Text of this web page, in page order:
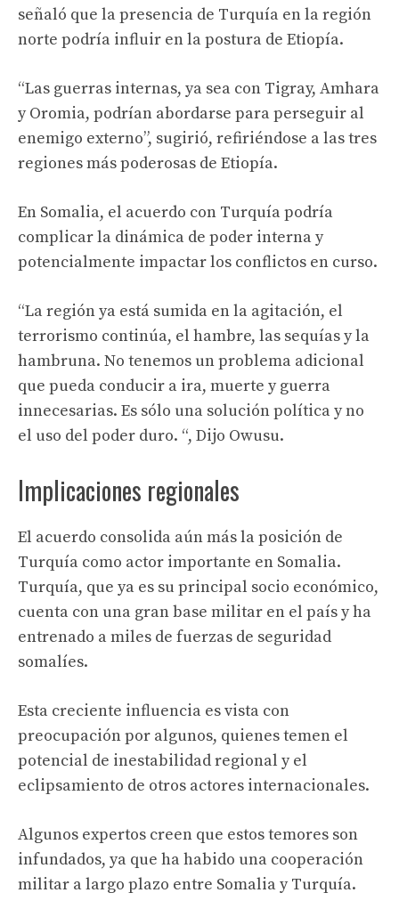
señaló que la presencia de Turquía en la región
norte podría influir en la postura de Etiopía.
“Las guerras internas, ya sea con Tigray, Amhara
y Oromia, podrían abordarse para perseguir al
enemigo externo”, sugirió, refiriéndose a las tres
regiones más poderosas de Etiopía.
En Somalia, el acuerdo con Turquía podría
complicar la dinámica de poder interna y
potencialmente impactar los conflictos en curso.
“La región ya está sumida en la agitación, el
terrorismo continúa, el hambre, las sequías y la
hambruna. No tenemos un problema adicional
que pueda conducir a ira, muerte y guerra
innecesarias. Es sólo una solución política y no
el uso del poder duro. “, Dijo Owusu.
Implicaciones regionales
El acuerdo consolida aún más la posición de
Turquía como actor importante en Somalia.
Turquía, que ya es su principal socio económico,
cuenta con una gran base militar en el país y ha
entrenado a miles de fuerzas de seguridad
somalíes.
Esta creciente influencia es vista con
preocupación por algunos, quienes temen el
potencial de inestabilidad regional y el
eclipsamiento de otros actores internacionales.
Algunos expertos creen que estos temores son
infundados, ya que ha habido una cooperación
militar a largo plazo entre Somalia y Turquía.